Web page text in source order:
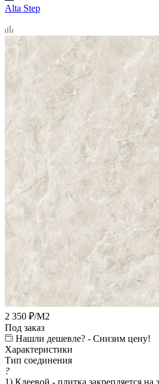
Alta Step
2 350 ₽/М2
Под заказ
Нашли дешевле? - Снизим цену!
Характеристики
Тип соединения
?
1) Клеевой - плитка закрепляется на